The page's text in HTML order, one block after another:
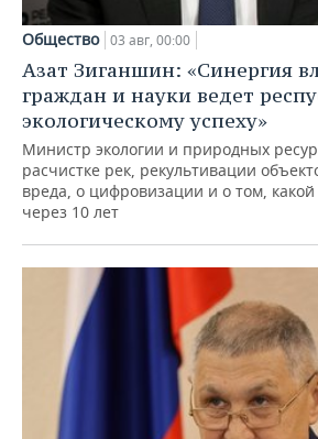
Общество 03 авг, 00:00
Азат Зиганшин: «Синергия
граждан и науки ведет
экологическому успеху»
Министр экологии и природных
расчистке рек, рекультивации
вреда, о цифровизации и о том, какой
через 10 лет